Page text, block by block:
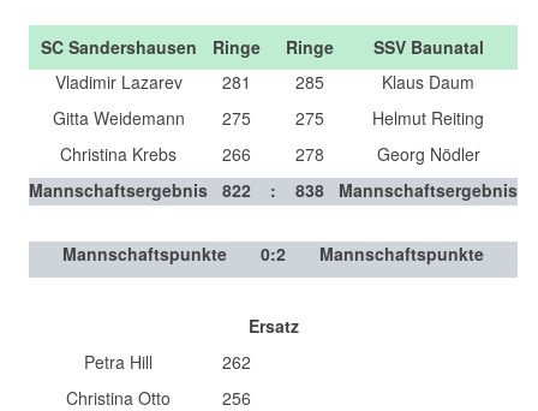
SC Sandershausen Ringe Ringe
SSV Baunatal
Vladimir Lazarev
281 285
Klaus Daum
Gitta Weidemann
275 275
Helmut Reiting
Christina Krebs
266 278
Georg Nödler
Mannschaftsergebnis 822 : 838 Mannschaftsergebnis
Mannschaftspunkte 0:2 Mannschaftspunkte
Ersatz
Petra Hill
262
Christina Otto
256